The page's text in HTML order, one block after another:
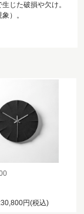
じた破損や欠け。
）。
円(税込)